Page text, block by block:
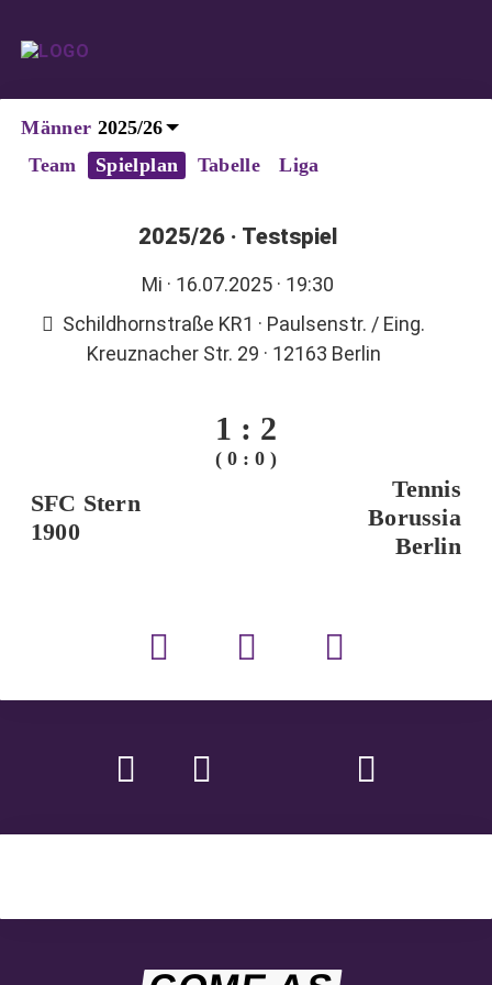
Männer
Team
Spielplan Tabelle Liga
2025/26 · Testspiel
Mi · 16.07.2025 · 19:30
Schildhornstraße KR1 · Paulsenstr. / Eing.
Kreuznacher Str. 29 · 12163 Berlin
1 : 2
( 0 : 0 )
SFC Stern
1900
Tennis
Borussia
Berlin